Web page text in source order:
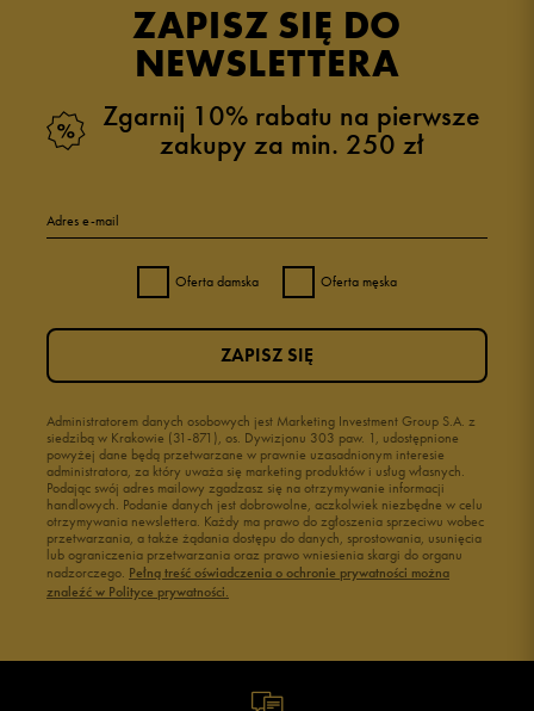
ZAPISZ SIĘ DO
NEWSLETTERA
Zgarnij 10% rabatu na pierwsze
zakupy za min. 250 zł
Adres e-mail
Oferta damska Oferta męska
Administratorem danych osobowych jest Marketing Investment Group S.A. z
siedzibą w Krakowie (31-871), os. Dywizjonu 303 paw. 1, udostępnione
powyżej dane będą przetwarzane w prawnie uzasadnionym interesie
administratora, za który uważa się marketing produktów i usług własnych.
Podając swój adres mailowy zgadzasz się na otrzymywanie informacji
handlowych. Podanie danych jest dobrowolne, aczkolwiek niezbędne w celu
otrzymywania newslettera. Każdy ma prawo do zgłoszenia sprzeciwu wobec
przetwarzania, a także żądania dostępu do danych, sprostowania, usunięcia
lub ograniczenia przetwarzania oraz prawo wniesienia skargi do organu
nadzorczego. Pełną treść oświadczenia o ochronie prywatności można
znaleźć w Polityce prywatności.
ZAPISZ SIĘ